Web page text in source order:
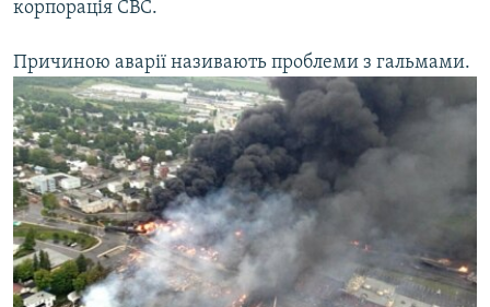
корпорація CBC.
Причиною аварії називають проблеми з гальмами.